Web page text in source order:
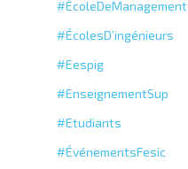
#ÉcoleDeManagement
#ÉcolesD’ingénieurs
#Eespig
#EnseignementSup
#Etudiants
#ÉvénementsFesic